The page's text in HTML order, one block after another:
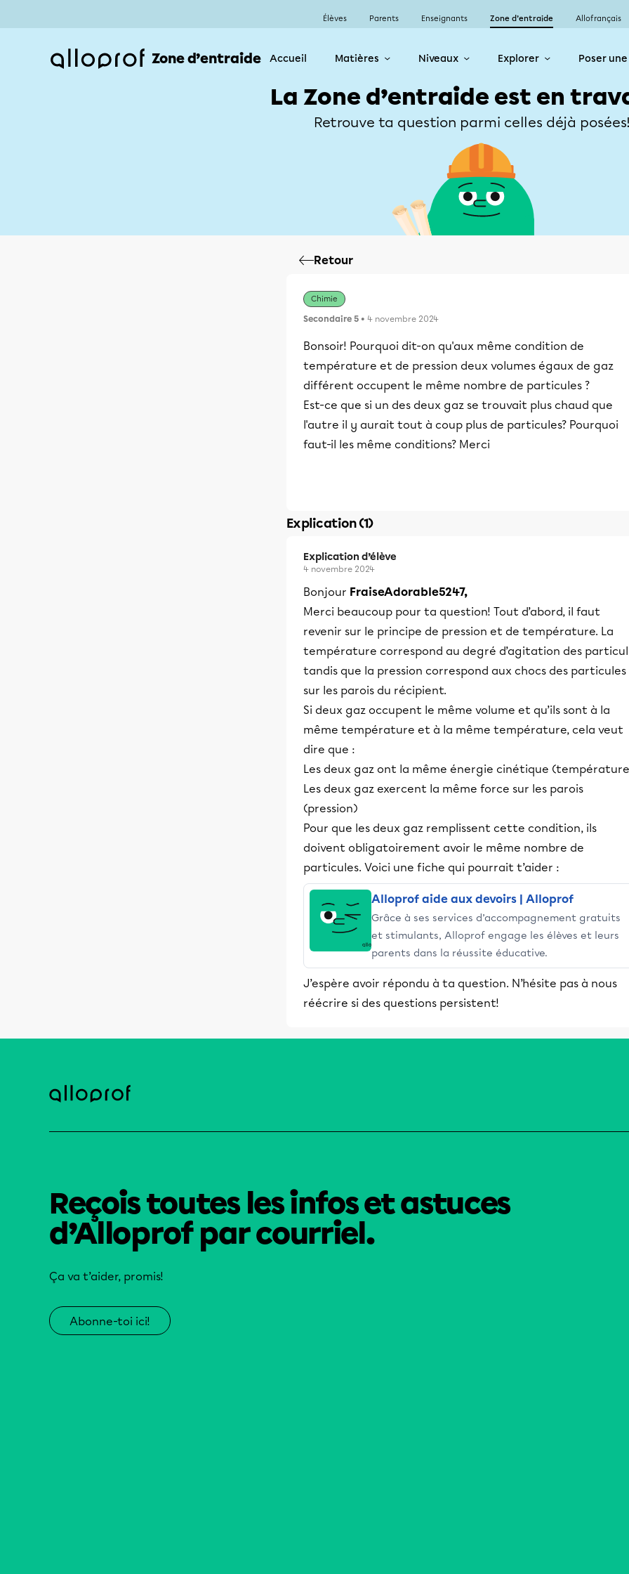
Élèves Parents Enseignants Zone d’entraide Allofrançais
Zone d’entraide Accueil Matières Niveaux Explorer Poser
La Zone d’entraide est en
Retrouve ta question parmi celles déjà
Retour
Chimie
Secondaire 5 • 4 novembre 2024
Bonsoir! Pourquoi dit-on qu'aux même condition de
température et de pression deux volumes égaux de gaz
différent occupent le même nombre de particules ?
Est-ce que si un des deux gaz se trouvait plus chaud que
l'autre il y aurait tout à coup plus de particules? Pourquoi
faut-il les même conditions? Merci
Explication (1)
Explication d’élève
4 novembre 2024
Bonjour FraiseAdorable5247,
Merci beaucoup pour ta question! Tout d’abord, il faut
revenir sur le principe de pression et de température. La
température correspond au degré d’agitation des
tandis que la pression correspond aux chocs des particules
sur les parois du récipient.
Si deux gaz occupent le même volume et qu’ils sont à la
même température et à la même température, cela veut
dire que :
Les deux gaz ont la même énergie cinétique
Les deux gaz exercent la même force sur les parois
(pression)
Pour que les deux gaz remplissent cette condition, ils
doivent obligatoirement avoir le même nombre de
particules. Voici une fiche qui pourrait t’aider :
Alloprof aide aux devoirs | Alloprof
Grâce à ses services d’accompagnement gratuits
et stimulants, Alloprof engage les élèves et leurs
parents dans la réussite éducative.
J’espère avoir répondu à ta question. N’hésite pas à nous
réécrire si des questions persistent!
Reçois toutes les infos et astuces
d’Alloprof par courriel.
Ça va t’aider, promis!
Abonne-toi ici!